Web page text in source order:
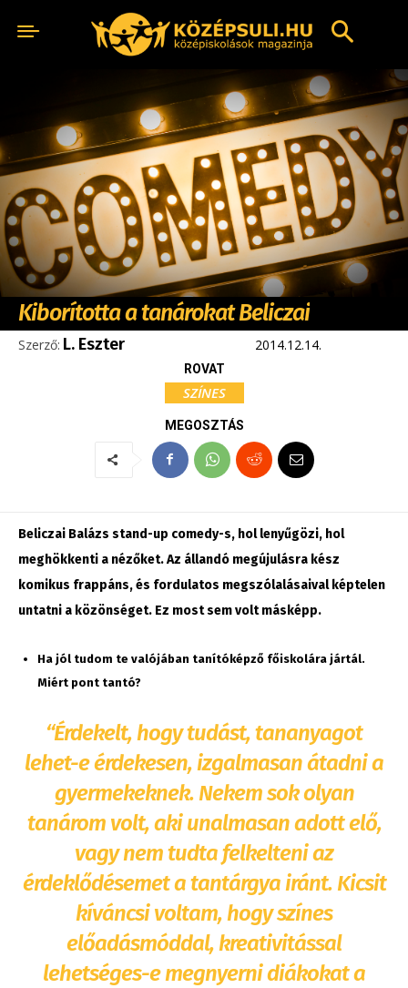
Kiborította a tanárokat Beliczai
Szerző: L. Eszter 2014.12.14.
ROVAT
SZÍNES
MEGOSZTÁS
Beliczai Balázs stand-up comedy-s, hol lenyűgözi, hol
meghökkenti a nézőket.Az állandó megújulásra kész
komikus frappáns, és fordulatos megszólalásaival képtelen
untatni a közönséget. Ez most sem volt másképp.
Ha jól tudom te valójában tanítóképző főiskolára jártál.
Miért pont tantó?
“Érdekelt, hogy tudást, tananyagot
lehet-e érdekesen, izgalmasan átadni a
gyermekeknek. Nekem sok olyan
tanárom volt, aki unalmasan adott elő,
vagy nem tudta felkelteni az
érdeklődésemet a tantárgya iránt. Kicsit
kíváncsi voltam, hogy színes
előadásmóddal, kreativitással
lehetséges-e megnyerni diákokat a